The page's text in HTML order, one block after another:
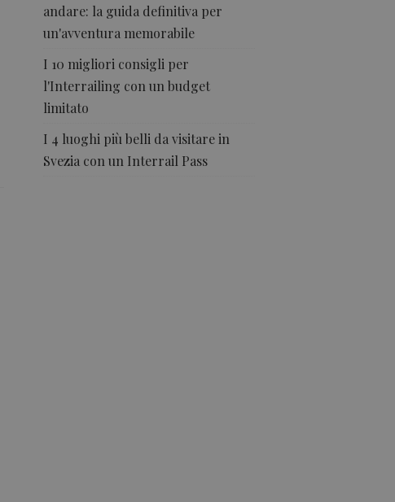
andare: la guida definitiva per
un'avventura memorabile
I 10 migliori consigli per
l'Interrailing con un budget
limitato
I 4 luoghi più belli da visitare in
Svezia con un Interrail Pass